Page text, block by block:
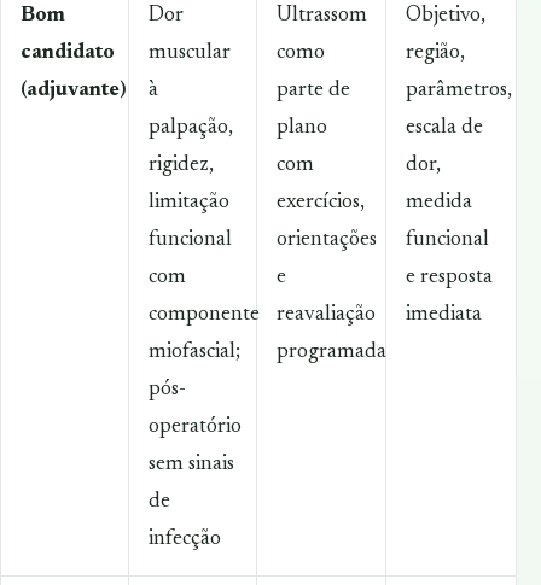
Bom
candidato
(adjuvante)
Dor
muscular
à
palpação,
rigidez,
limitação
funcional
com
componente
miofascial;
pós-
operatório
sem sinais
de
infecção
Ultrassom
como
parte de
plano
com
exercícios,
orientações
e
reavaliação
programada
Objetivo,
região,
parâmetros,
escala de
dor,
medida
funcional
e resposta
imediata